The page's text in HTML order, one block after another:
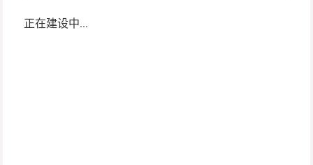
正在建设中...